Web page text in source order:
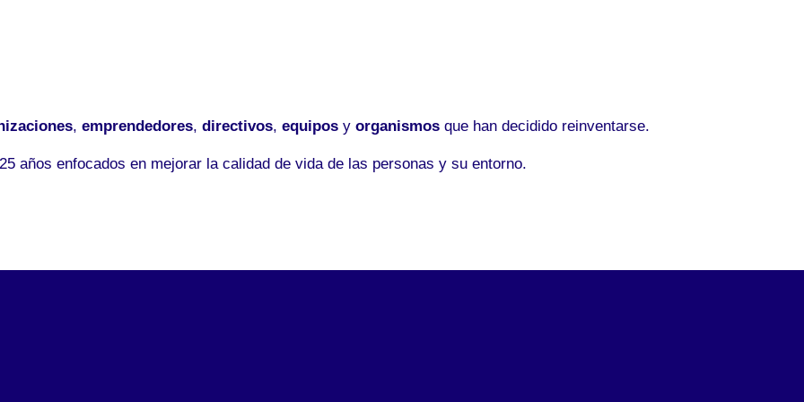
, emprendedores, directivos, equiposy organismosque han decidido reinventarse.
años enfocados en mejorar la calidad de vida de las personas y su entorno.